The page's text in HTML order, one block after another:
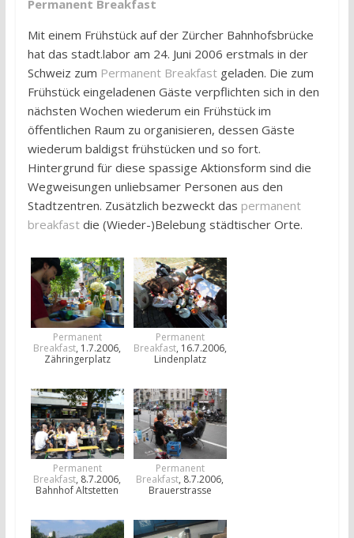
Permanent Breakfast
Mit einem Frühstück auf der Zürcher Bahnhofsbrücke
hat das stadt.labor am 24. Juni 2006 erstmals in der
Schweiz zum Permanent Breakfastgeladen. Die zum
Frühstück eingeladenen Gäste verpflichten sich in den
nächsten Wochen wiederum ein Frühstück im
öffentlichen Raum zu organisieren, dessen Gäste
wiederum baldigst frühstücken und so fort.
Hintergrund für diese spassige Aktionsform sind die
Wegweisungen unliebsamer Personen aus den
Stadtzentren. Zusätzlich bezweckt das permanent
breakfastdie (Wieder-)Belebung städtischer Orte.
Permanent
Breakfast, 1.7.2006,
Zähringerplatz
Permanent
Breakfast, 16.7.2006,
Lindenplatz
Permanent
Breakfast, 8.7.2006,
Bahnhof Altstetten
Permanent
Breakfast, 8.7.2006,
Brauerstrasse